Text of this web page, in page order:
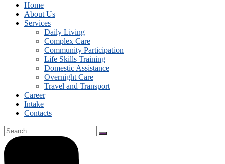
Home
About Us
Services
Daily Living
Complex Care
Community Participation
Life Skills Training
Domestic Assistance
Overnight Care
Travel and Transport
Career
Intake
Contacts
Search
for: